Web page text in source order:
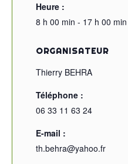
Heure :
8 h 00 min - 17 h 00 min
ORGANISATEUR
Thierry BEHRA
Téléphone :
06 33 11 63 24
E-mail :
th.behra@yahoo.fr